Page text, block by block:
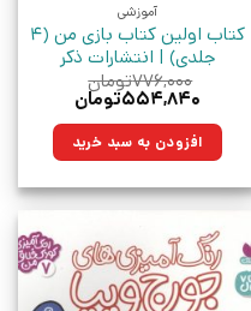
آموزشی
کتاب اولین کتاب بازی من (4
جلدی) | انتشارات ذکر
۷۷۶,۰۰۰تومان
قیمت
۷۷۶,۰۰۰تومان
بود.
۵۵۴,۸۴۰تومان
۵۵۴,۸۴۰تومان. افزودن به سبد خرید